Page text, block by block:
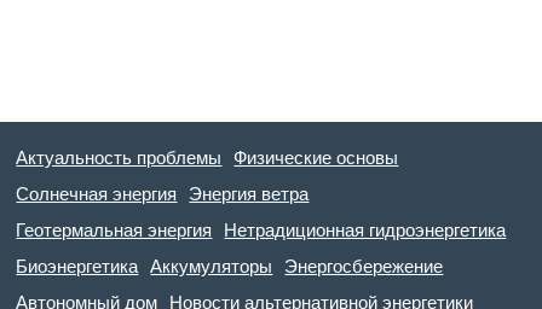
Актуальность проблемы
Физические основы
Солнечная энергия
Энергия ветра
Геотермальная энергия
Нетрадиционная гидроэнергетика
Биоэнергетика
Аккумуляторы
Энергосбережение
Автономный дом
Новости альтернативной энергетики